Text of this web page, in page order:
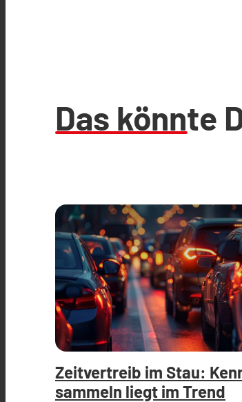
Das könnte
Zeitvertreib im Stau:
sammeln liegt im Trend